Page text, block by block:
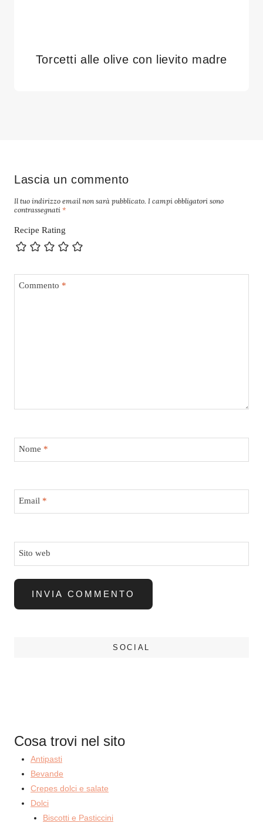
Torcetti alle olive con lievito madre
Lascia un commento
Il tuo indirizzo email non sarà pubblicato. I campi obbligatori sono
contrassegnati *
Recipe Rating
Commento *
Nome *
Email *
Sito web
SOCIAL
Cosa trovi nel sito
Antipasti
Bevande
Crepes dolci e salate
Dolci
Biscotti e Pasticcini